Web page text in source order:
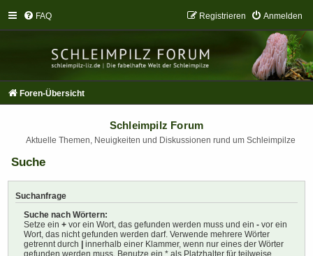
FAQ Anmelden
Registrieren
Foren-Übersicht
Schleimpilz Forum
Aktuelle Themen, Neuigkeiten und Diskussionen rund um Schleimpilze
Suche
Suchanfrage
Suche nach Wörtern:
Setze ein + vor ein Wort, das gefunden werden muss und ein - vor ein
Wort, das nicht gefunden werden darf. Verwende mehrere Wörter
getrennt durch
innerhalb einer Klammer, wenn nur eines der Wörter
gefunden werden muss. Benutze ein * als Platzhalter für teilweise